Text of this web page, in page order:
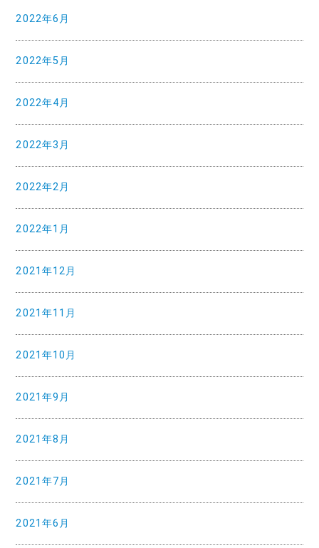
2022年6月
2022年5月
2022年4月
2022年3月
2022年2月
2022年1月
2021年12月
2021年11月
2021年10月
2021年9月
2021年8月
2021年7月
2021年6月